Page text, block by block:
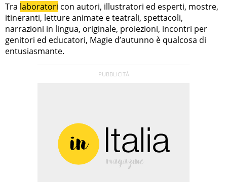
Tra laboratori con autori, illustratori ed esperti, mostre,
itineranti, letture animate e teatrali, spettacoli,
narrazioni in lingua, originale, proiezioni, incontri per
genitori ed educatori, Magie d’autunno è qualcosa di
entusiasmante.